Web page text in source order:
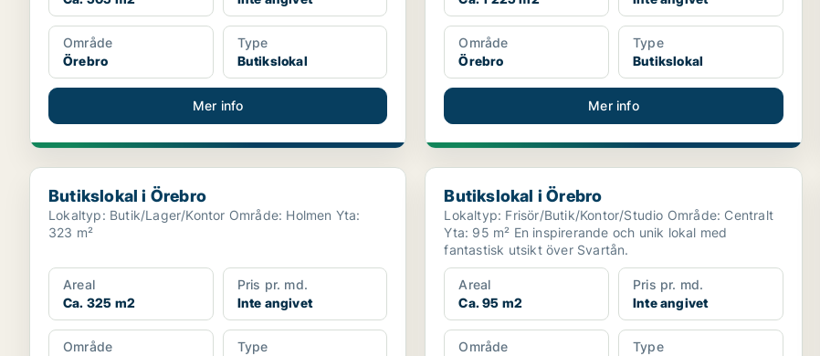
Område
Örebro
Type
Butikslokal
Mer info
Område
Örebro
Type
Butikslokal
Mer info
Butikslokal i Örebro
Butikslokal i Örebro
Lokaltyp: Butik/Lager/Kontor Område: Holmen Yta:
323 m²
Areal
Ca. 325 m2
Pris pr. md.
Inte angivet
Område
Type
Butikslokal i Örebro
Butikslokal i Örebro
Lokaltyp: Frisör/Butik/Kontor/Studio Område: Centralt
Yta: 95 m² En inspirerande och unik lokal med
fantastisk utsikt över Svartån.
Areal
Ca. 95 m2
Pris pr. md.
Inte angivet
Område
Type